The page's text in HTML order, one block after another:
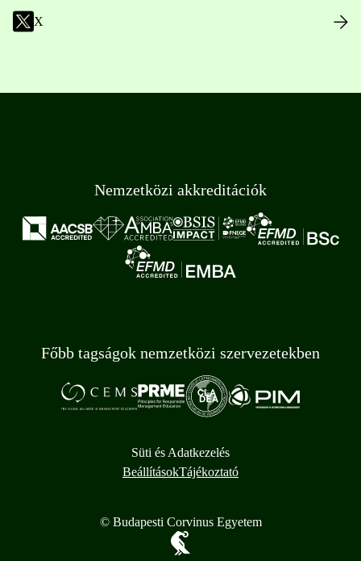
X
Nemzetközi akkreditációk
Főbb tagságok nemzetközi szervezetekben
Süti és Adatkezelés
BeállításokTájékoztató
© Budapesti Corvinus Egyetem